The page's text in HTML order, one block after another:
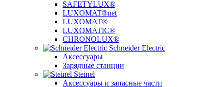
SAFETYLUX®
LUXOMAT®net
LUXOMAT®
LUXOMATIC®
CHRONOLUX®
Schneider Electric
Аксессуары
Зарядные станции
Steinel
Аксессуары и запасные части